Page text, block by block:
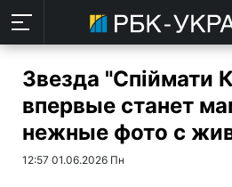
Звезда "Спіймати
впервые станет
нежные фото с
12:57 01.06.2026 Пн